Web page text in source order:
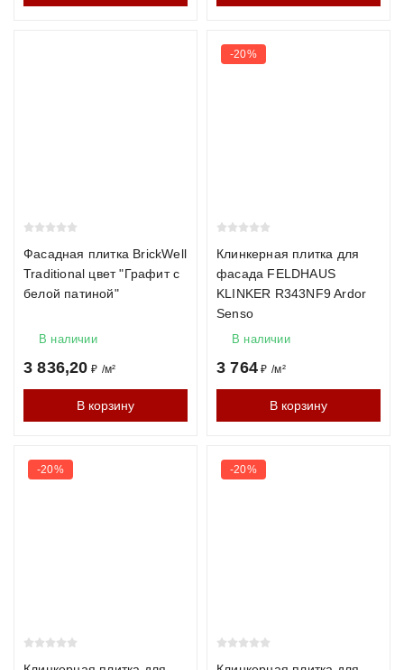
Фасадная плитка BrickWell
Traditional цвет "Графит с
белой патиной"
В наличии
3 836,20 ₽ /м²
В корзину
-20%
Клинкерная плитка для
фасада FELDHAUS
KLINKER R343NF9 Ardor
Senso
В наличии
3 764 ₽ /м²
В корзину
-20% -20%